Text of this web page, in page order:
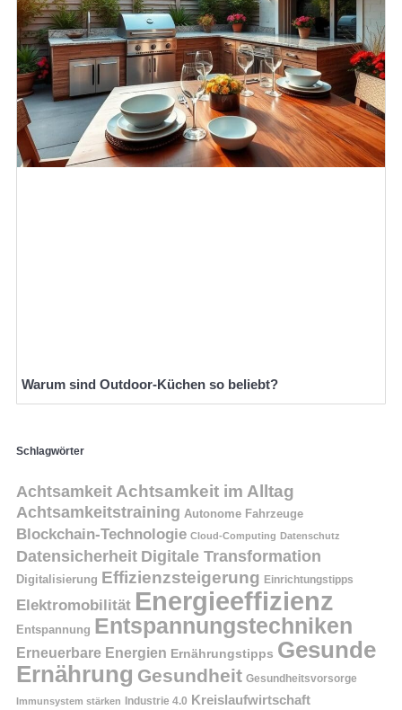
Warum sind Outdoor-Küchen so beliebt?
Schlagwörter
Achtsamkeit Achtsamkeit im Alltag
Achtsamkeitstraining Autonome Fahrzeuge
Blockchain-Technologie Cloud-Computing Datenschutz
Datensicherheit Digitale Transformation
Digitalisierung Effizienzsteigerung Einrichtungstipps
Elektromobilität Energieeffizienz
Entspannung Entspannungstechniken
Erneuerbare Energien Ernährungstipps Gesunde
Ernährung Gesundheit Gesundheitsvorsorge
Immunsystem stärken Industrie 4.0 Kreislaufwirtschaft